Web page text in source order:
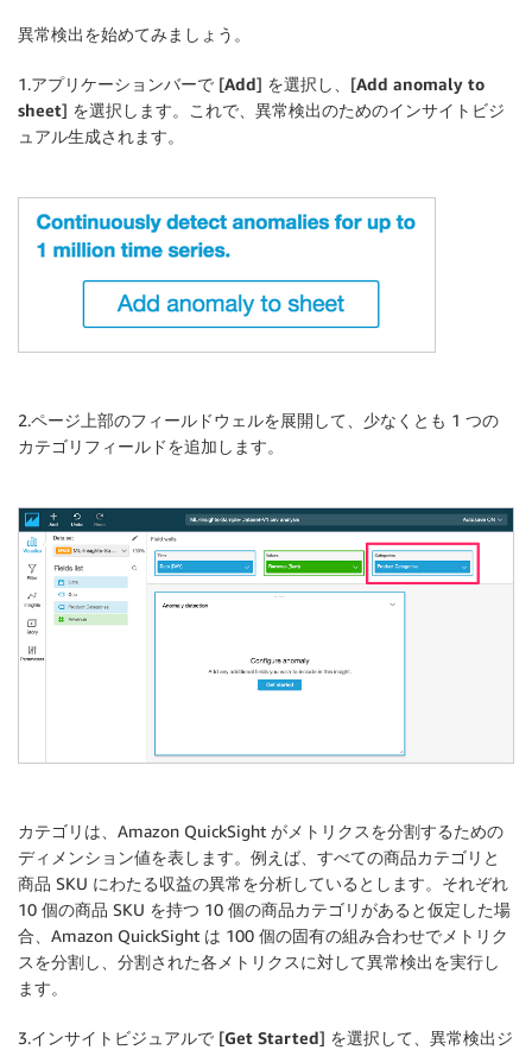
異常検出を始めてみましょう。
1.アプリケーションバーで [Add] を選択し、[Add anomaly to
sheet] を選択します。これで、異常検出のためのインサイトビジ
ュアル生成されます。
2.ページ上部のフィールドウェルを展開して、少なくとも 1 つの
カテゴリフィールドを追加します。
カテゴリは、Amazon QuickSight がメトリクスを分割するための
ディメンション値を表します。例えば、すべての商品カテゴリと
商品 SKU にわたる収益の異常を分析しているとします。それぞれ
10 個の商品 SKU を持つ 10 個の商品カテゴリがあると仮定した場
合、Amazon QuickSight は 100 個の固有の組み合わせでメトリク
スを分割し、分割された各メトリクスに対して異常検出を実行し
ます。
3.インサイトビジュアルで [Get Started] を選択して、異常検出ジ